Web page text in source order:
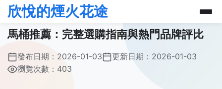
欣悅的煙火花途
馬桶推薦：完整選購指南與熱門品牌評比
發布日期： 2026-01-03 更新日期： 2026-01-03
瀏覽次數：403